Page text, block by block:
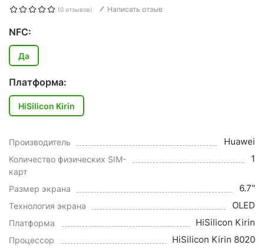
(0 отзывов) Написать отзыв
NFC:
Да
Платформа:
HiSilicon Kirin
Производитель Huawei
Количество физических SIM-
карт
1
Размер экрана 6.7"
Технология экрана OLED
Платформа HiSilicon Kirin
Процессор HiSilicon Kirin 8020